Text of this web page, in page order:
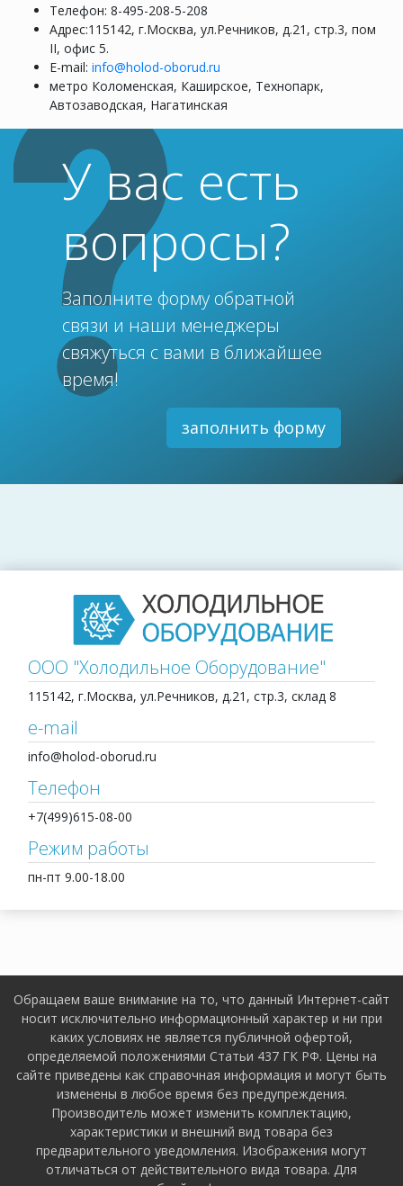
Телефон: 8-495-208-5-208
Адрес:115142, г.Москва, ул.Речников, д.21, стр.3, пом
II, офис 5.
E-mail: info@holod-oborud.ru
метро Коломенская, Каширское, Технопарк,
Автозаводская, Нагатинская
У вас есть
вопросы?
Заполните форму обратной
связи и наши менеджеры
свяжуться с вами в ближайшее
время!
заполнить форму
ООО "Холодильное Оборудование"
115142, г.Москва, ул.Речников, д.21, стр.3, склад 8
e-mail
info@holod-oborud.ru
Телефон
+7(499)615-08-00
Режим работы
пн-пт 9.00-18.00
Обращаем ваше внимание на то, что данный Интернет-сайт
носит исключительно информационный характер и ни при
каких условиях не является публичной офертой,
определяемой положениями Статьи 437 ГК РФ. Цены на
сайте приведены как справочная информация и могут быть
изменены в любое время без предупреждения.
Производитель может изменить комплектацию,
характеристики и внешний вид товара без
предварительного уведомления. Изображения могут
отличаться от действительного вида товара. Для